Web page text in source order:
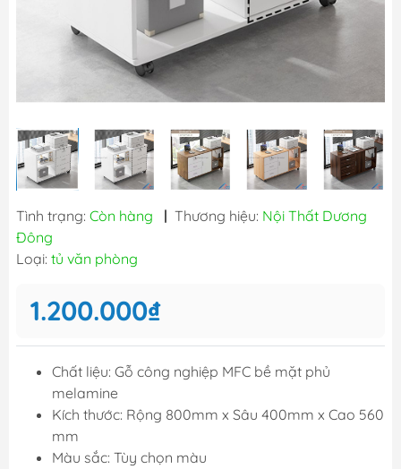
Tình trạng: Còn hàng | Thương hiệu: Nội Thất Dương
Đông
Loại: tủ văn phòng
1.200.000₫
Chất liệu: Gỗ công nghiệp MFC bề mặt phủ
melamine
Kích thước: Rộng 800mm x Sâu 400mm x Cao 560
mm
Màu sắc: Tùy chọn màu